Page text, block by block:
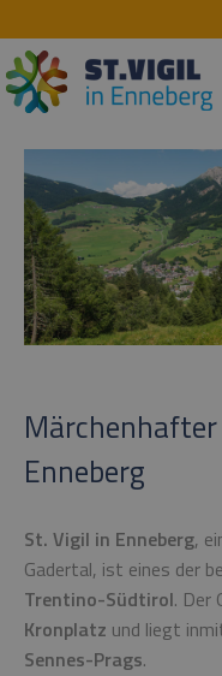
Enneberg
St. Vigil in Enneberg,
Gadertal, ist eines der
Trentino-Südtirol. Der
Kronplatz und liegt
Sennes-Prags.